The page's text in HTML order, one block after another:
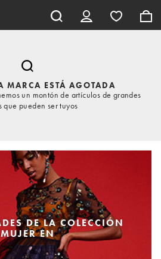
MARCA ESTÁ AGOTADA
un montón de artículos de grandes
que pueden ser tuyos
DE LA COLECCIÓN
MUJER EN